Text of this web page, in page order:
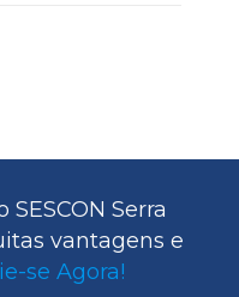
Serra
vantagens e
se Agora!